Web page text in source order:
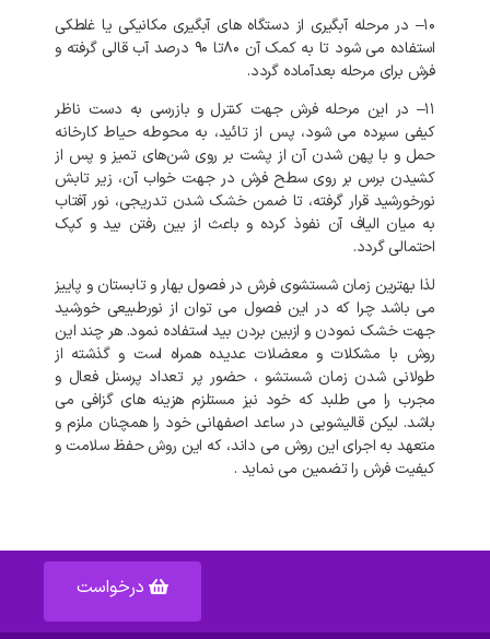
۱۰– در مرحله آبگیری از دستگاه های آبگیری مکانیکی یا غلطکی
استفاده می شود تا به کمک آن ۸۰تا ۹۰ درصد آب قالی گرفته و
فرش برای مرحله بعدآماده گردد.
۱۱– در این مرحله فرش جهت کنترل و بازرسی به دست ناظر
کیفی سپرده می شود، پس از تائید، به محوطه حیاط کارخانه
حمل و با پهن شدن آن از پشت بر روی شن‌های تمیز و پس از
کشیدن برس بر روی سطح فرش در جهت خواب آن، زیر تابش
نورخورشید قرار گرفته، تا ضمن خشک شدن تدریجی، نور آفتاب
به میان الیاف آن نفوذ کرده و باعث از بین رفتن بید و کپک
احتمالی گردد.
لذا بهترین زمان شستشوی فرش در فصول بهار و تابستان و پاییز
می باشد چرا که در این فصول می توان از نورطبیعی خورشید
جهت خشک نمودن و ازبین بردن بید استفاده نمود.هر چند این
روش با مشکلات و معضلات عدیده همراه است و گذشته از
طولانی شدن زمان شستشو ، حضور پر تعداد پرسنل فعال و
مجرب را می طلبد که خود نیز مستلزم هزینه های گزافی می
باشد. لیکن قالیشویی در ساعد اصفهانی خود را همچنان ملزم و
متعهد به اجرای این روش می داند، که این روش حفظسلامت و
کیفیت فرش راتضمین می نماید .
درخواست